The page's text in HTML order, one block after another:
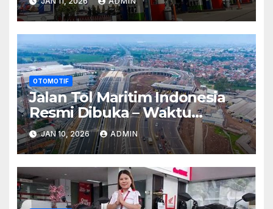
OTOMOTIF
Jalan Tol Maritim Indonesia
Resmi Dibuka – Waktu
Tempuh Ke Sulawesi Turun
40%
JAN 10, 2026 ADMIN